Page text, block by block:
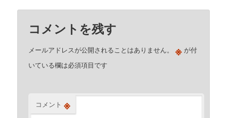
コメントを残す
メールアドレスが公開されることはありません。 ※ が付
いている欄は必須項目です
コメント ※